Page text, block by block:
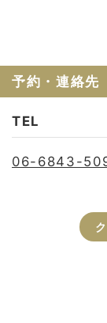
予約・連絡先
TEL
06-6843-